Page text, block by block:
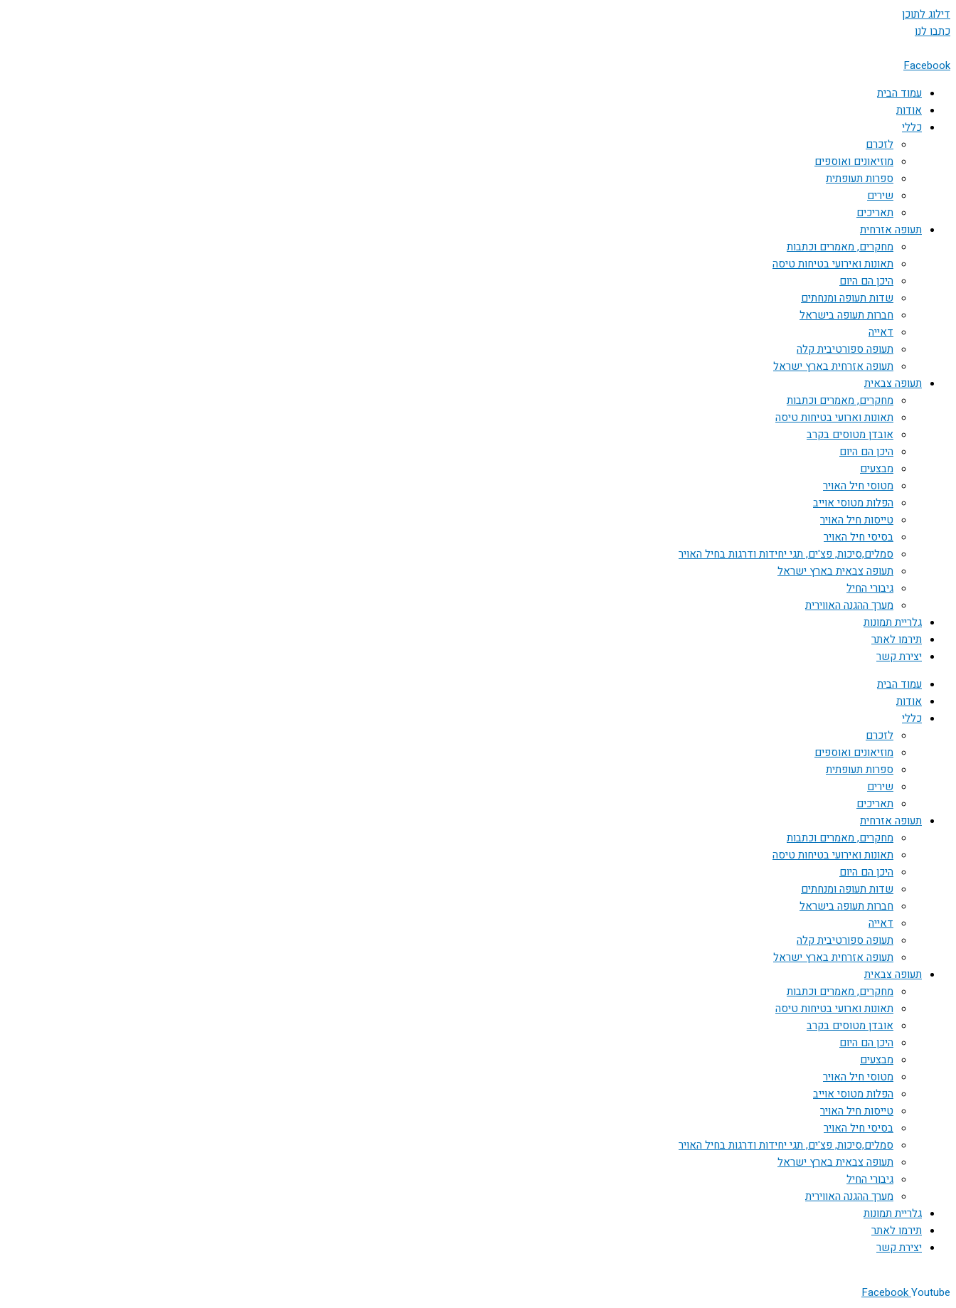
דילוג לתוכן
כתבו לנו
Facebook
עמוד הבית
אודות
כללי
לזכרם
מוזיאונים ואוספים
ספרות תעופתית
שירים
תאריכים
תעופה אזרחית
מחקרים, מאמרים וכתבות
תאונות ואירועי בטיחות טיסה
היכן הם היום
שדות תעופה ומנחתים
חברות תעופה בישראל
דאייה
תעופה ספורטיבית קלה
תעופה אזרחית בארץ ישראל
תעופה צבאית
מחקרים, מאמרים וכתבות
תאונות וארועי בטיחות טיסה
אובדן מטוסים בקרב
היכן הם היום
מבצעים
מטוסי חיל האויר
הפלות מטוסי אוייב
טייסות חיל האויר
בסיסי חיל האויר
סמלים,סיכות, פצ'ים, תגי יחידות ודרגות בחיל האויר
תעופה צבאית בארץ ישראל
גיבורי החיל
מערך ההגנה האווירית
גלריית תמונות
תירמו לאתר
יצירת קשר
עמוד הבית
אודות
כללי
לזכרם
מוזיאונים ואוספים
ספרות תעופתית
שירים
תאריכים
תעופה אזרחית
מחקרים, מאמרים וכתבות
תאונות ואירועי בטיחות טיסה
היכן הם היום
שדות תעופה ומנחתים
חברות תעופה בישראל
דאייה
תעופה ספורטיבית קלה
תעופה אזרחית בארץ ישראל
תעופה צבאית
מחקרים, מאמרים וכתבות
תאונות וארועי בטיחות טיסה
אובדן מטוסים בקרב
היכן הם היום
מבצעים
מטוסי חיל האויר
הפלות מטוסי אוייב
טייסות חיל האויר
בסיסי חיל האויר
סמלים,סיכות, פצ'ים, תגי יחידות ודרגות בחיל האויר
תעופה צבאית בארץ ישראל
גיבורי החיל
מערך ההגנה האווירית
גלריית תמונות
תירמו לאתר
יצירת קשר
FacebookYoutube